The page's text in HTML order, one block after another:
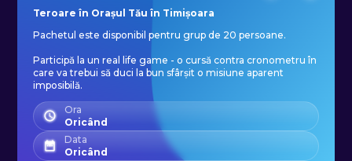
Teroare în Orașul Tău în Timișoara
Pachetul este disponibil pentru grup de 20 persoane.
Participă la un real life game - o cursă contra cronometru în
care va trebui să duci la bun sfârșit o misiune aparent
imposibilă.
Ora
Oricând
Data
Oricând